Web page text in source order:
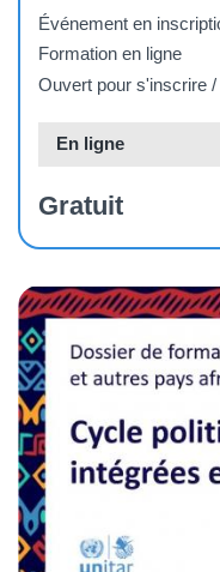
действиям:
ЦУР"
Événement en
Formation en ligne
Ouvert pour s'inscrire /
En ligne
Gratuit